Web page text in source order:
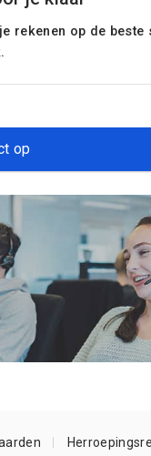
rekenen op de beste
op